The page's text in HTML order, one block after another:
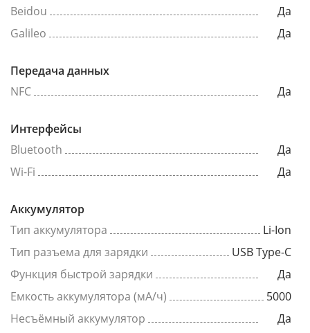
Beidou
Да
Galileo
Да
Передача данных
NFC
Да
Интерфейсы
Bluetooth
Да
Wi-Fi
Да
Аккумулятор
Тип аккумулятора
Li-Ion
Тип разъема для зарядки
USB Type-C
Функция быстрой зарядки
Да
Емкость аккумулятора (мА/ч)
5000
Несъёмный аккумулятор
Да